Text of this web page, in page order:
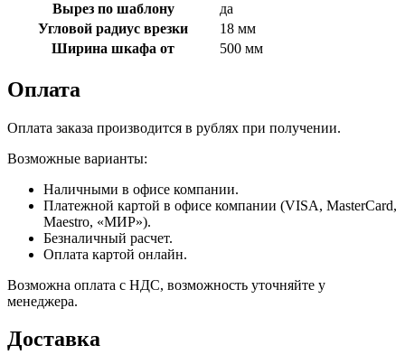
Вырез по шаблону
да
Угловой радиус врезки
18 мм
Ширина шкафа от
500 мм
Оплата
Оплата заказа производится в рублях при получении.
Возможные варианты:
Наличными в офисе компании.
Платежной картой в офисе компании (VISA, MasterCard,
Maestro, «МИР»).
Безналичный расчет.
Оплата картой онлайн.
Возможна оплата с НДС, возможность уточняйте у
менеджера.
Доставка